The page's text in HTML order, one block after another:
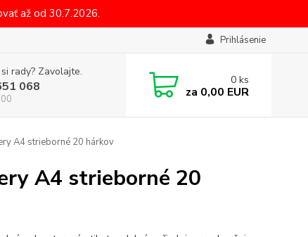
až od 30.7.2026.
Prihlásenie
rady? Zavolajte.
068 0 ks
za 0,00 EUR
A4 strieborné 20 hárkov
A4 strieborné 20